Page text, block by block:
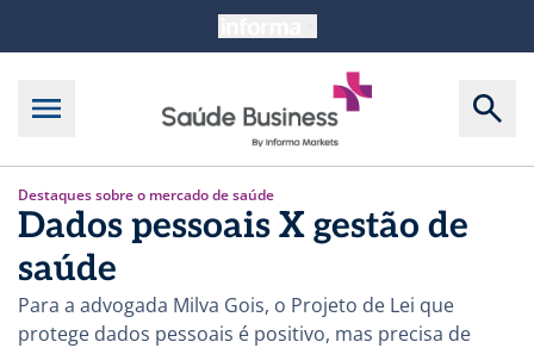
Destaques sobre o mercado de saúde
Dados pessoais X gestão de
saúde
Para a advogada Milva Gois, o Projeto de Lei que
protege dados pessoais é positivo, mas precisa de